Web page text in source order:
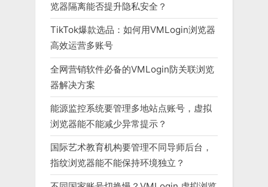
览器隔离能否提升隐私安全？
TikTok爆款选品：如何用VMLogin浏览器
高效运营多账号
全网营销软件必备的VMLogin防关联浏览
器解决方案
能源监控系统要管理多地站点账号，虚拟
浏览器能不能减少异常提示？
国际艺术教育机构要管理不同导师后台，
指纹浏览器能不能保持环境独立？